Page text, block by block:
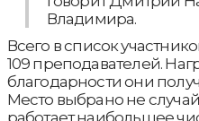
Владимира.
Всего в список
109 преподавателей.
благодарности они
Место выбрано не